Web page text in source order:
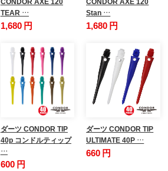
TEAR …
1,680 円
Stan …
1,680 円
ダーツ CONDOR TIP
40p コンドルティップ
…
600 円
ダーツ CONDOR TIP
ULTIMATE 40P …
660 円